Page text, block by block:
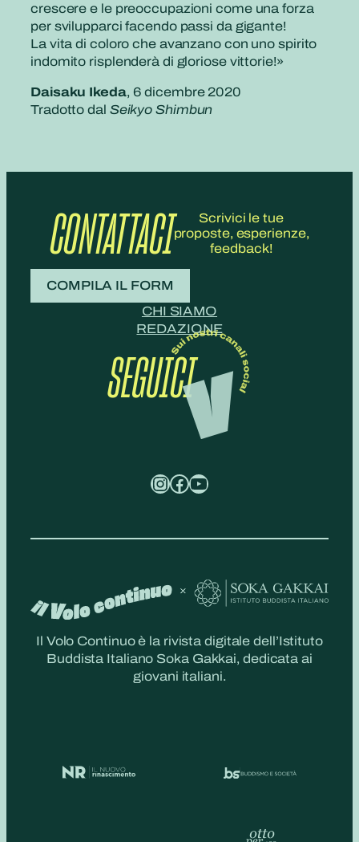
crescere e le preoccupazioni come una forza
per svilupparci facendo passi da gigante!
La vita di coloro che avanzano con uno spirito
indomito risplenderà di gloriose vittorie!»
Daisaku Ikeda, 6 dicembre 2020
Tradotto dal Seikyo Shimbun
CONTATTACI
Scrivici le tue
proposte, esperienze,
feedback!
COMPILA IL FORM
CHI SIAMO
REDAZIONE
SEGUICI
InstagramFacebook YouTube
Il Volo Continuo è la rivista digitale dell’Istituto
Buddista Italiano Soka Gakkai, dedicata ai
giovani italiani.